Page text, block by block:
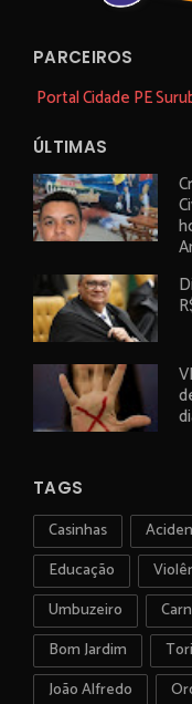
PARCEIROS
Portal Cidade PE
ÚLTIMAS
TAGS
Casinhas
Educação
Umbuzeiro
Bom Jardim
João Alfredo